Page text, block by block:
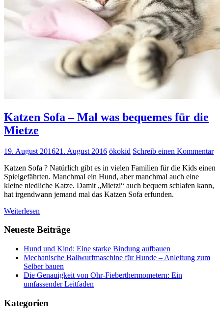
Katzen Sofa – Mal was bequemes für die
Mietze
19. August 201621. August 2016 ökokid Schreib einen Kommentar
Katzen Sofa ? Natürlich gibt es in vielen Familien für die Kids einen
Spielgefährten. Manchmal ein Hund, aber manchmal auch eine
kleine niedliche Katze. Damit „Mietzi“ auch bequem schlafen kann,
hat irgendwann jemand mal das Katzen Sofa erfunden.
Weiterlesen
Neueste Beiträge
Hund und Kind: Eine starke Bindung aufbauen
Mechanische Ballwurfmaschine für Hunde – Anleitung zum
Selber bauen
Die Genauigkeit von Ohr-Fieberthermometern: Ein
umfassender Leitfaden
Kategorien